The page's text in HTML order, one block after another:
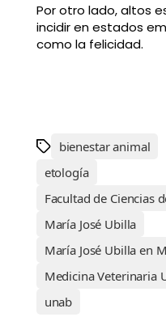
Por otro lado, altos
incidir en estados
como la felicidad.
bienestar animal
etología
Facultad de Ciencias
María José Ubilla
María José Ubilla en
Medicina Veterinaria
unab